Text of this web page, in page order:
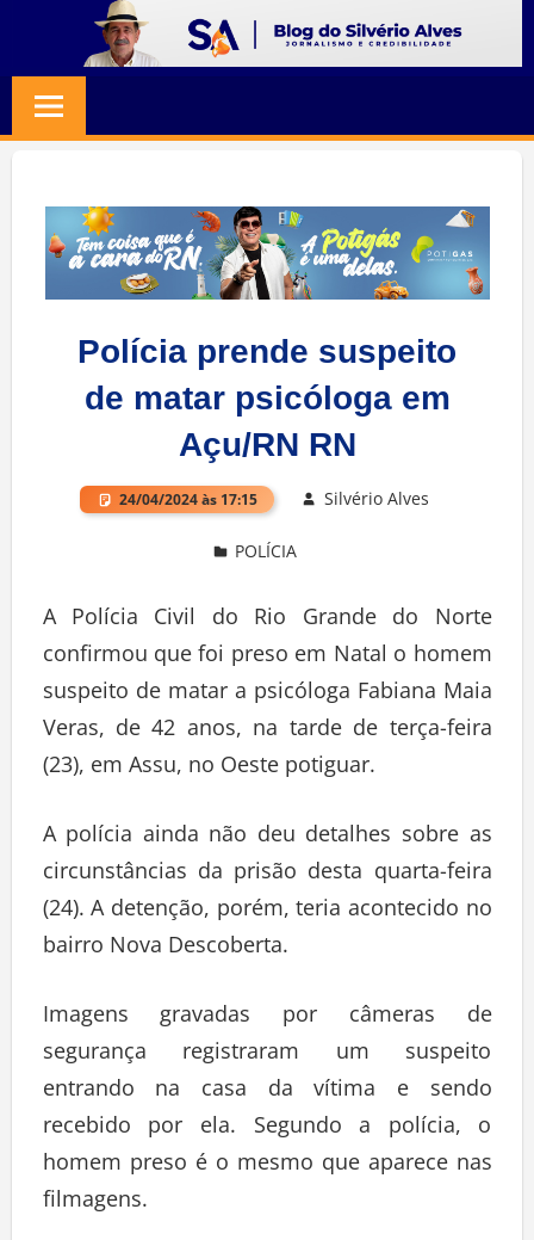
content
SILVERIO
ALVES
Jornalismo
Credibilidade
Polícia prende suspeito
de matar psicóloga em
Açu/RN RN
24/04/2024 às 17:15 Silvério Alves
POLÍCIA
A Polícia Civil do Rio Grande do Norte
confirmou que foi preso em Natal o homem
suspeito de matar a psicóloga Fabiana Maia
Veras, de 42 anos, na tarde de terça-feira
(23), em Assu, no Oeste potiguar.
A polícia ainda não deu detalhes sobre as
circunstâncias da prisão desta quarta-feira
(24). A detenção, porém, teria acontecido no
bairro Nova Descoberta.
Imagens gravadas por câmeras de
segurança registraram um suspeito
entrando na casa da vítima e sendo
recebido por ela. Segundo a polícia, o
homem preso é o mesmo que aparece nas
filmagens.